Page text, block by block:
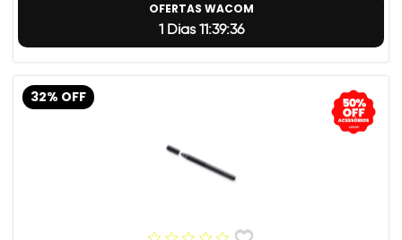
OFERTAS WACOM
1 Dias 11:39:35
32% OFF